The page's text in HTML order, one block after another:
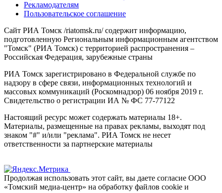
Рекламодателям
Пользовательское соглашение
Сайт РИА Томск /riatomsk.ru/ содержит информацию,
подготовленную Региональным информационным агентством
"Томск" (РИА Томск) с территорией распространения –
Российская Федерация, зарубежные страны
РИА Томск зарегистрировано в Федеральной службе по
надзору в сфере связи, информационных технологий и
массовых коммуникаций (Роскомнадзор) 06 ноября 2019 г.
Свидетельство о регистрации ИА № ФС 77-77122
Настоящий ресурс может содержать материалы 18+.
Материалы, размещенные на правах рекламы, выходят под
знаком "#" и/или "реклама". РИА Томск не несет
ответственности за партнерские материалы
Продолжая использовать этот сайт, вы даете согласие ООО
«Томский медиа-центр» на обработку файлов cookie и